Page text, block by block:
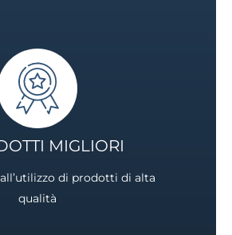
MIGLIORI
di prodotti di alta
qualità